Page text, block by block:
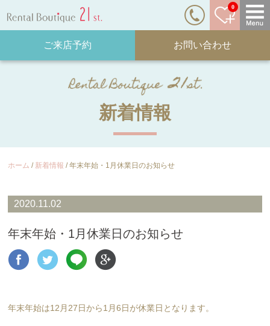
0
ご来店予約 お問い合わせ
新着情報
ホーム 新着情報 年末年始・1月休業日のお知らせ
2020.11.02
年末年始・1月休業日のお知らせ
年末年始は12月27日から1月6日が休業日となります。